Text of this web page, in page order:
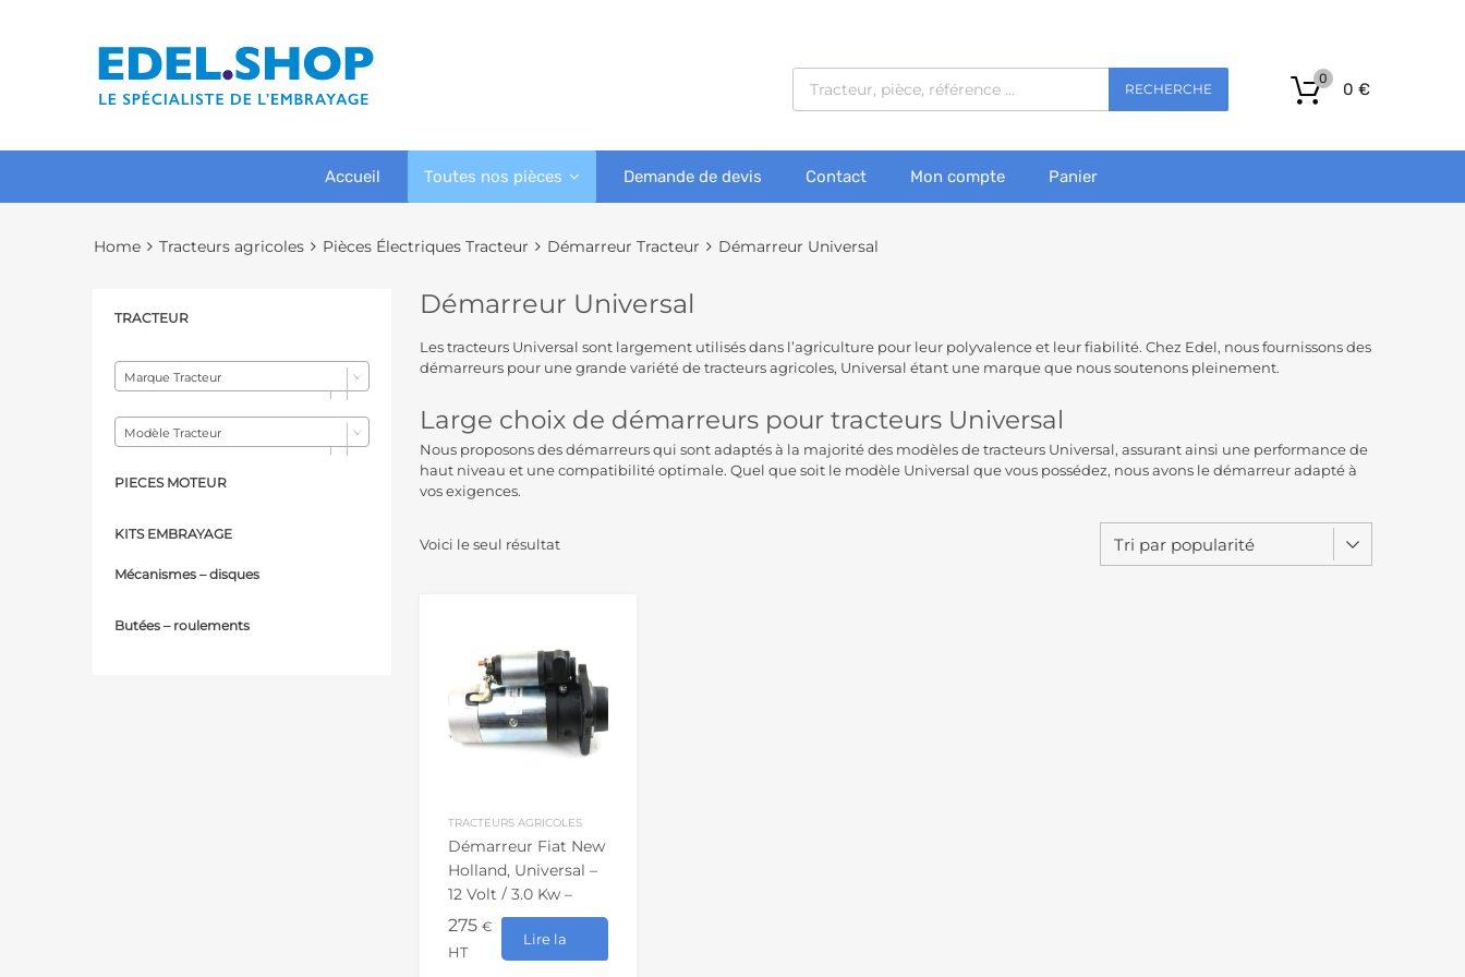
RECHERCHE 0 €
0
Accueil Toutes nos pièces Demande de devis Contact Mon compte Panier
Home Tracteurs agricoles Pièces Électriques Tracteur Démarreur Tracteur Démarreur Universal
Démarreur Universal
Les tracteurs Universal sont largement utilisés dans l’agriculture pour leur polyvalence et leur fiabilité. Chez Edel, nous fournissons des
démarreurs pour une grande variété de tracteurs agricoles, Universal étant une marque que nous soutenons pleinement.
Large choix de démarreurs pour tracteurs Universal
Nous proposons des démarreurs qui sont adaptés à la majorité des modèles de tracteurs Universal, assurant ainsi une performance de
haut niveau et une compatibilité optimale. Quel que soit le modèle Universal que vous possédez, nous avons le démarreur adapté à
vos exigences.
Voici le seul résultat
TRACTEURS AGRICOLES
Démarreur Fiat New
Holland, Universal –
12 Volt / 3,0 Kw –
Tracteur
275 €
HT
Lire la
TRACTEUR
Marque Tracteur
Modèle Tracteur
PIECES MOTEUR
KITS EMBRAYAGE
Mécanismes – disques
Butées – roulements